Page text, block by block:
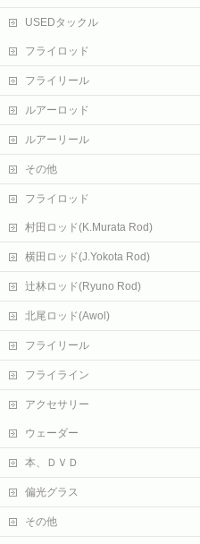
USEDタックル
フライロッド
フライリール
ルアーロッド
ルアーリール
その他
フライロッド
村田ロッド(K.Murata Rod)
横田ロッド(J.Yokota Rod)
辻林ロッド(Ryuno Rod)
北尾ロッド(Awol)
フライリール
フライライン
アクセサリー
ウェーダー
本、ＤＶＤ
偏光グラス
その他